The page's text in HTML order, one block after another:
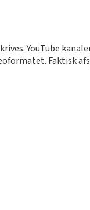
YouTube
Faktisk